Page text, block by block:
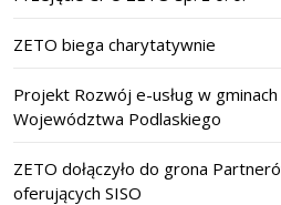
ZETO biega charytatywnie
Projekt Rozwój e-usług w
Województwa Podlaskiego
ZETO dołączyło do grona
oferujących SISO